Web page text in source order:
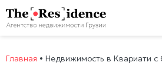
Главная • Недвижимость в Квариати с